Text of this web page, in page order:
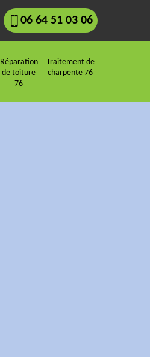
06 64 51 03 06
Réparation
de toiture
76
Traitement de
charpente 76